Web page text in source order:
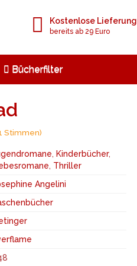
Kostenlose Lieferung
bereits ab 29 Euro
Bücherfilter
Stimmen)
, Kinderbücher,
, Thriller
Angelini